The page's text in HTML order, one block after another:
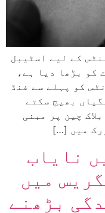
کے لیے اسٹیبل
کو بڑھا دیا ہے،
کو پہلے سے فنڈ
بھیج سکتے
چین پر مبنی
میں […]
نایاب
میں
بڑھنے